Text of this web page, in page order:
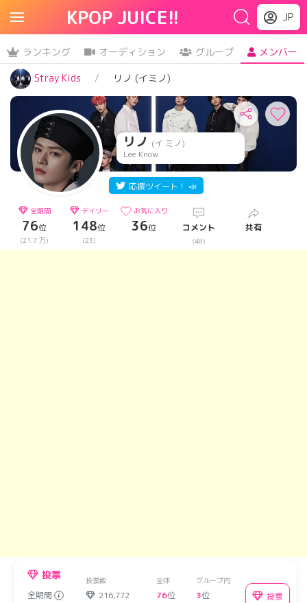
KPOP JUICE!! JP
ランキング オーディション グループ
メンバー
Stray Kids
リノ (イミノ)
リノ (イ ミノ)
Lee Know
応援ツイート！ 📣
全期間
76位
(21.7 万)
デイリー
148位
(23)
お気に入り
36位 コメント
(48)
共有
投票 投票数 全体 グループ内
全期間 216,772 76位 3位
投票